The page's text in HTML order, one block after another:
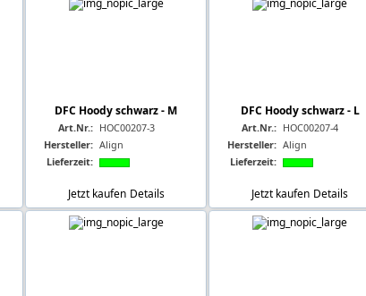
DFC Hoody schwarz - M
Art.Nr.: HOC00207-3
Hersteller: Align
Lieferzeit:
Jetzt kaufen Details
DFC Hoody schwarz - L
Art.Nr.: HOC00207-4
Hersteller: Align
Lieferzeit:
Jetzt kaufen Details